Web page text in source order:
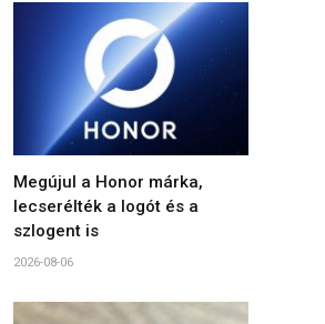
Megújul a Honor márka,
lecserélték a logót és a
szlogent is
2026-08-06